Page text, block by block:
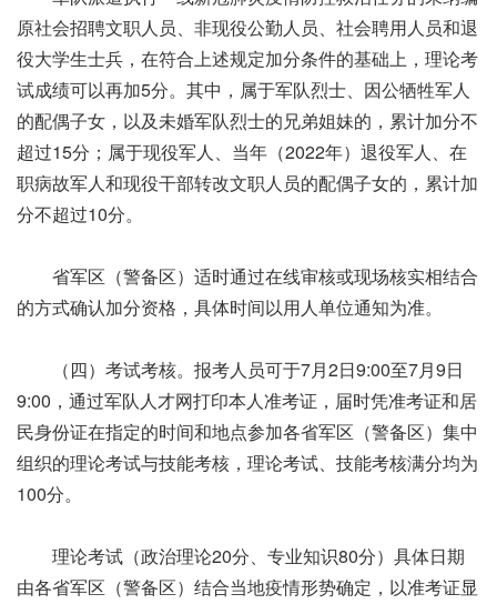
原社会招聘文职人员、非现役公勤人员、社会聘用人员和退
役大学生士兵，在符合上述规定加分条件的基础上，理论考
试成绩可以再加5分。其中，属于军队烈士、因公牺牲军人
的配偶子女，以及未婚军队烈士的兄弟姐妹的，累计加分不
超过15分；属于现役军人、当年（2022年）退役军人、在
职病故军人和现役干部转改文职人员的配偶子女的，累计加
分不超过10分。
省军区（警备区）适时通过在线审核或现场核实相结合
的方式确认加分资格，具体时间以用人单位通知为准。
（四）考试考核。报考人员可于7月2日9:00至7月9日
9:00，通过军队人才网打印本人准考证，届时凭准考证和居
民身份证在指定的时间和地点参加各省军区（警备区）集中
组织的理论考试与技能考核，理论考试、技能考核满分均为
100分。
理论考试（政治理论20分、专业知识80分）具体日期
由各省军区（警备区）结合当地疫情形势确定，以准考证显